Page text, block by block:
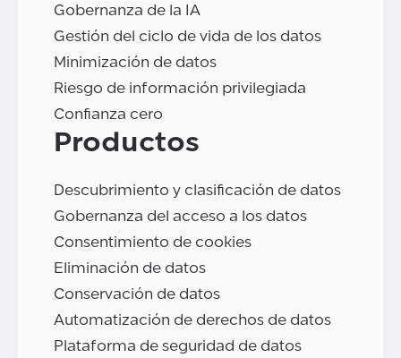
Gobernanza de la IA
Gestión del ciclo de vida de los datos
Minimización de datos
Riesgo de información privilegiada
Confianza cero
Productos
Descubrimiento y clasificación de datos
Gobernanza del acceso a los datos
Consentimiento de cookies
Eliminación de datos
Conservación de datos
Automatización de derechos de datos
Plataforma de seguridad de datos